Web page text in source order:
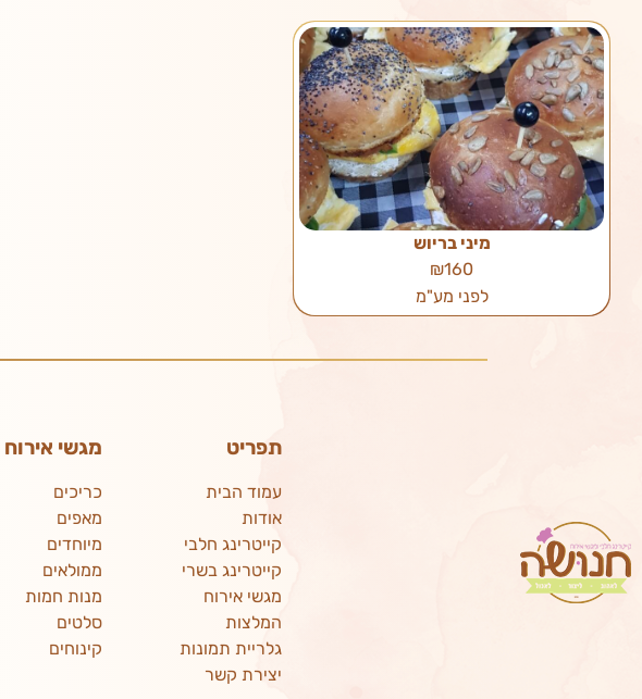
מיני בריוש
₪160
לפני מע"מ
תפריט
עמוד הבית
אודות
קייטרינג חלבי
קייטרינג בשרי
מגשי אירוח
המלצות
גלריית תמונות
יצירת קשר
מגשי אירוח
כריכים
מאפים
מיוחדים
ממולאים
מנות חמות
סלטים
קינוחים